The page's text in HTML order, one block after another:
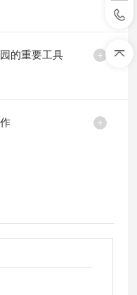
的重要工具